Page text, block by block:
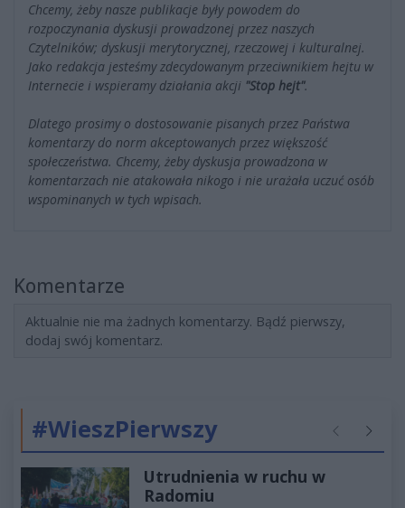
Chcemy, żeby nasze publikacje były powodem do
rozpoczynania dyskusji prowadzonej przez naszych
Czytelników; dyskusji merytorycznej, rzeczowej i kulturalnej.
Jako redakcja jesteśmy zdecydowanym przeciwnikiem hejtu w
Internecie i wspieramy działania akcji "Stop hejt".
Dlatego prosimy o dostosowanie pisanych przez Państwa
komentarzy do norm akceptowanych przez większość
społeczeństwa. Chcemy, żeby dyskusja prowadzona w
komentarzach nie atakowała nikogo i nie urażała uczuć osób
wspominanych w tych wpisach.
Komentarze
Aktualnie nie ma żadnych komentarzy. Bądź pierwszy,
dodaj swój komentarz.
#WieszPierwszy Poprzednie
Utrudnienia w ruchu w
Radomiu